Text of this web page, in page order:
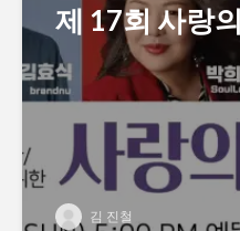
제 17회 사랑
김 진철